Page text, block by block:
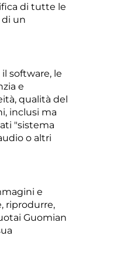
di tutte le
di un
software, le
e
qualità del
inclusi ma
"sistema
o altri
e
riprodurre,
Guomian